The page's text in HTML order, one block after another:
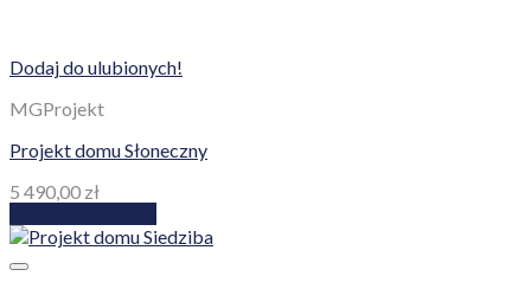
Dodaj do ulubionych!
MGProjekt
Projekt domu Słoneczny
5 490,00 zł